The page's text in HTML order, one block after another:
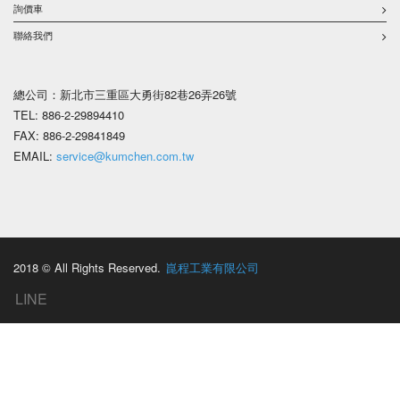
詢價車
聯絡我們
總公司：新北市三重區大勇街82巷26弄26號
TEL: 886-2-29894410
FAX: 886-2-29841849
EMAIL: service@kumchen.com.tw
2018 © All Rights Reserved. 崑程工業有限公司
LINE